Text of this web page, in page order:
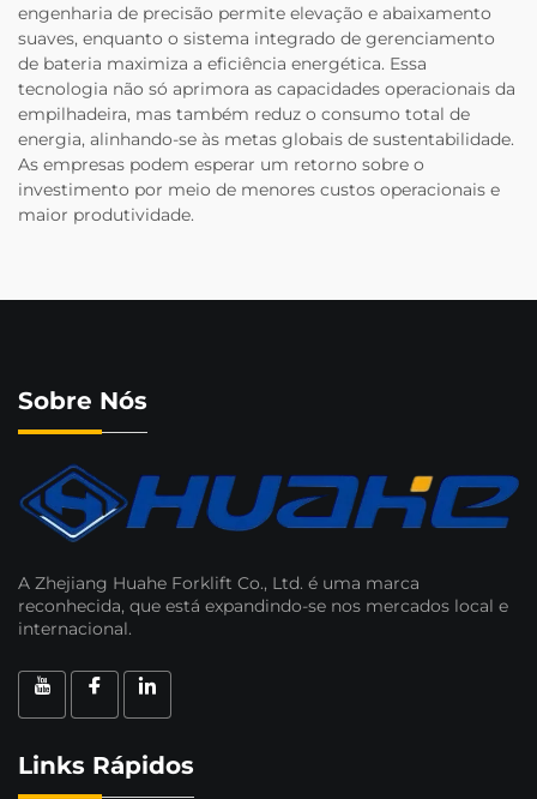
engenharia de precisão permite elevação e abaixamento
suaves, enquanto o sistema integrado de gerenciamento
de bateria maximiza a eficiência energética. Essa
tecnologia não só aprimora as capacidades operacionais da
empilhadeira, mas também reduz o consumo total de
energia, alinhando-se às metas globais de sustentabilidade.
As empresas podem esperar um retorno sobre o
investimento por meio de menores custos operacionais e
maior produtividade.
Sobre Nós
A Zhejiang Huahe Forklift Co., Ltd. é uma marca
reconhecida, que está expandindo-se nos mercados local e
internacional.
Links Rápidos